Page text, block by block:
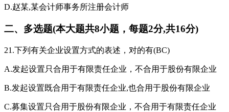
D.赵某,某会计师事务所注册会计师
二、多选题(本大题共8小题，每题2分,共16分)
21.下列有关企业设置方式的表述，对的有(BC)
A.发起设置只合用于有限责任企业，不合用于股份有限企业
B.发起设置既合用于有限责任企业,也合用于股份有限企业
C.募集设置只合用于股份有限企业，不合用于有限责任企业